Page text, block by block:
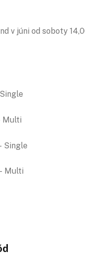
v júni od soboty
Multi
Single
Multi